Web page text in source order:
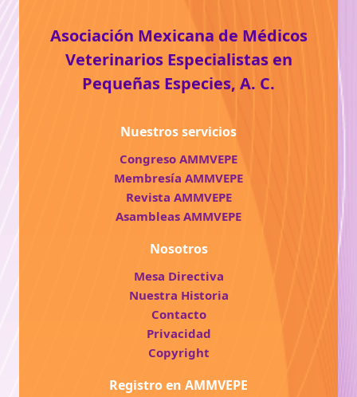
Asociación Mexicana de Médicos
Veterinarios Especialistas en
Pequeñas Especies, A. C.
Nuestros servicios
Congreso AMMVEPE
Membresía AMMVEPE
Revista AMMVEPE
Asambleas AMMVEPE
Nosotros
Mesa Directiva
Nuestra Historia
Contacto
Privacidad
Copyright
Registro en AMMVEPE